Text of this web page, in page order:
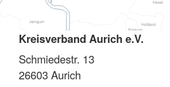
Kreisverband Aurich e.V.
Schmiedestr. 13
26603Aurich